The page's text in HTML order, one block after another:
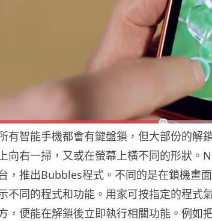
有智能手機都會有鍵盤鎖，但大部份的解
上向右一掃，又或在螢幕上橫不同的形狀。
，推出Bubbles程式。不同的是在鎖機畫
不同的程式和功能。用家可按指定的程式
，便能在解鎖後立即執行相關功能。例如